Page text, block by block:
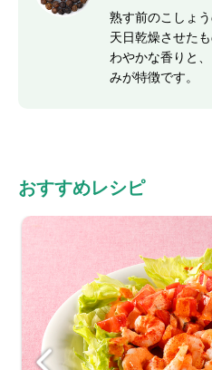
熟す前のこしょ
天日乾燥させた
わやかな香りと
みが特徴です。
おすすめレシピ